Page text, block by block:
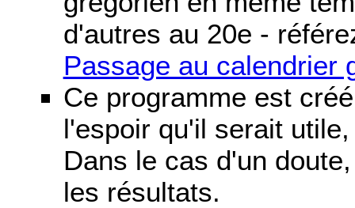
d'autres au 20e -
Passage au calendrier
Ce programme est
l'espoir qu'il serait
Dans le cas d'un
les résultats.